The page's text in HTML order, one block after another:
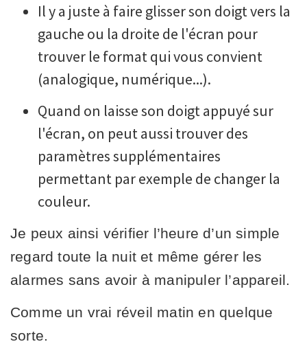
Il y a juste à faire glisser son doigt vers la
gauche ou la droite de l'écran pour
trouver le format qui vous convient
(analogique, numérique...).
Quand on laisse son doigt appuyé sur
l'écran, on peut aussi trouver des
paramètres supplémentaires
permettant par exemple de changer la
couleur.
Je peux ainsi vérifier l’heure d’un simple
regard toute la nuit et même gérer les
alarmes sans avoir à manipuler l’appareil.
Comme un vrai réveil matin en quelque
sorte.